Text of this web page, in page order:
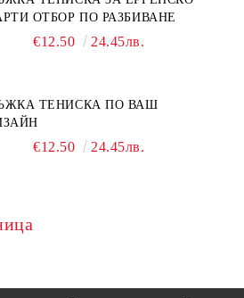
ОТБОР ПО РАЗБИВАНЕ
€12.50 24.45лв.
ТЕНИСКА ПО ВАШ
€12.50 24.45лв.